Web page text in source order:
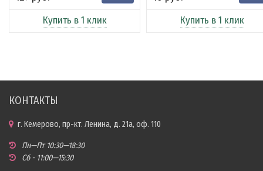
Купить в 1 клик Купить в 1 клик
КОНТАКТЫ
г. Кемерово, пр-кт. Ленина, д. 21а, оф. 110
Пн—Пт 10:30—18:30
Сб - 11:00—15:30